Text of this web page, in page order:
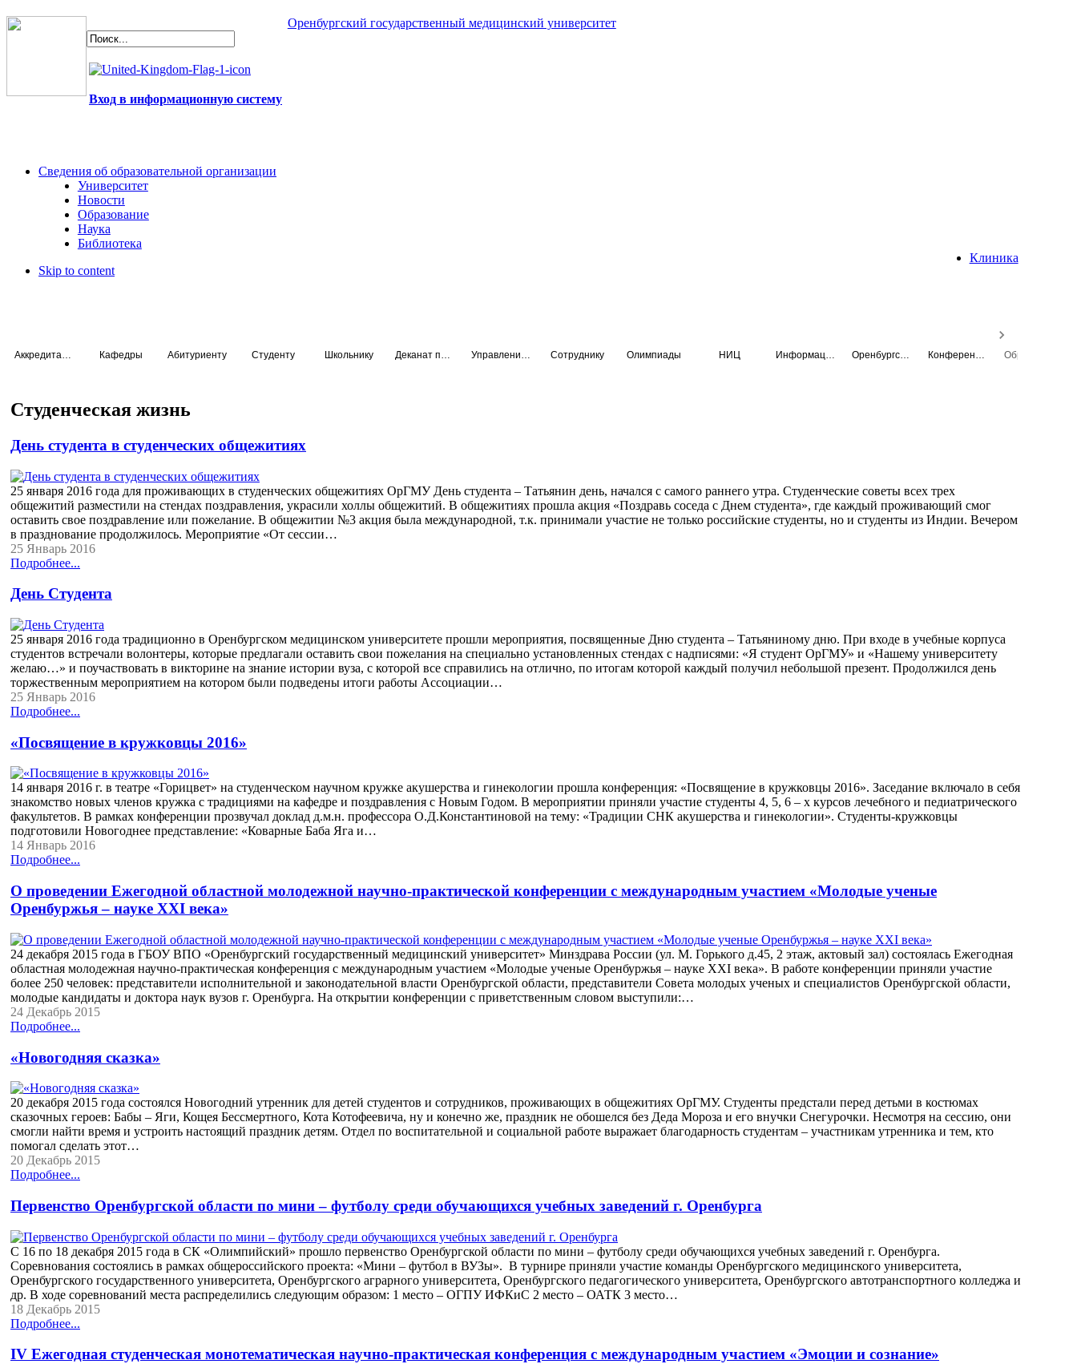
Оренбургский государственный медицинский университет
Вход в информационную систему
Сведения об образовательной организации
Университет
Новости
Образование
Наука
Библиотека
Клиника
Skip to content
Кафедры Абитуриенту Студенту Школьнику Сотруднику Олимпиады НИЦ
Студенческая жизнь
День студента в студенческих общежитиях
25 января 2016 года для проживающих в студенческих общежитиях ОрГМУ День студента – Татьянин день, начался с самого раннего утра. Студенческие советы всех трех
общежитий разместили на стендах поздравления, украсили холлы общежитий. В общежитиях прошла акция «Поздравь соседа с Днем студента», где каждый проживающий смог
оставить свое поздравление или пожелание. В общежитии №3 акция была международной, т.к. принимали участие не только российские студенты, но и студенты из Индии. Вечером
в празднование продолжилось. Мероприятие «От сессии…
25 Январь 2016
Подробнее...
День Студента
25 января 2016 года традиционно в Оренбургском медицинском университете прошли мероприятия, посвященные Дню студента – Татьяниному дню. При входе в учебные корпуса
студентов встречали волонтеры, которые предлагали оставить свои пожелания на специально установленных стендах с надписями: «Я студент ОрГМУ» и «Нашему университету
желаю…» и поучаствовать в викторине на знание истории вуза, с которой все справились на отлично, по итогам которой каждый получил небольшой презент. Продолжился день
торжественным мероприятием на котором были подведены итоги работы Ассоциации…
25 Январь 2016
Подробнее...
«Посвящение в кружковцы 2016»
14 января 2016 г. в театре «Горицвет» на студенческом научном кружке акушерства и гинекологии прошла конференция: «Посвящение в кружковцы 2016». Заседание включало в себя
знакомство новых членов кружка с традициями на кафедре и поздравления с Новым Годом. В мероприятии приняли участие студенты 4, 5, 6 – х курсов лечебного и педиатрического
факультетов. В рамках конференции прозвучал доклад д.м.н. профессора О.Д.Константиновой на тему: «Традиции СНК акушерства и гинекологии». Студенты-кружковцы
подготовили Новогоднее представление: «Коварные Баба Яга и…
14 Январь 2016
Подробнее...
О проведении Ежегодной областной молодежной научно-практической конференции с международным участием «Молодые ученые
Оренбуржья – науке XXI века»
24 декабря 2015 года в ГБОУ ВПО «Оренбургский государственный медицинский университет» Минздрава России (ул. М. Горького д.45, 2 этаж, актовый зал) состоялась Ежегодная
областная молодежная научно-практическая конференция с международным участием «Молодые ученые Оренбуржья – науке XXI века». В работе конференции приняли участие
более 250 человек: представители исполнительной и законодательной власти Оренбургской области, представители Совета молодых ученых и специалистов Оренбургской области,
молодые кандидаты и доктора наук вузов г. Оренбурга. На открытии конференции с приветственным словом выступили:…
24 Декабрь 2015
Подробнее...
«Новогодняя сказка»
20 декабря 2015 года состоялся Новогодний утренник для детей студентов и сотрудников, проживающих в общежитиях ОрГМУ. Студенты предстали перед детьми в костюмах
сказочных героев: Бабы – Яги, Кощея Бессмертного, Кота Котофеевича, ну и конечно же, праздник не обошелся без Деда Мороза и его внучки Снегурочки. Несмотря на сессию, они
смогли найти время и устроить настоящий праздник детям. Отдел по воспитательной и социальной работе выражает благодарность студентам – участникам утренника и тем, кто
помогал сделать этот…
20 Декабрь 2015
Подробнее...
Первенство Оренбургской области по мини – футболу среди обучающихся учебных заведений г. Оренбурга
С 16 по 18 декабря 2015 года в СК «Олимпийский» прошло первенство Оренбургской области по мини – футболу среди обучающихся учебных заведений г. Оренбурга.
Соревнования состоялись в рамках общероссийского проекта: «Мини – футбол в ВУЗы». В турнире приняли участие команды Оренбургского медицинского университета,
Оренбургского государственного университета, Оренбургского аграрного университета, Оренбургского педагогического университета, Оренбургского автотранспортного колледжа и
др. В ходе соревнований места распределились следующим образом: 1 место – ОГПУ ИФКиС 2 место – ОАТК 3 место…
18 Декабрь 2015
Подробнее...
IV Ежегодная студенческая монотематическая научно-практическая конференция с международным участием «Эмоции и сознание»